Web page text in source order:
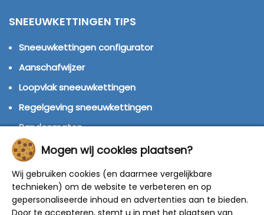
SNEEUWKETTINGEN TIPS
Sneeuwkettingen configurator
Aanschafwijzer
Loopvlak sneeuwkettingen
Regelgeving sneeuwkettingen
Bandenmaten
Montage handleidingen
Winterbanden
Mogen wij cookies plaatsen?
Wij gebruiken cookies (en daarmee vergelijkbare
technieken) om de website te verbeteren en op
gepersonaliseerde inhoud en advertenties aan te bieden.
Door te accepteren, stemt u in met het plaatsen van